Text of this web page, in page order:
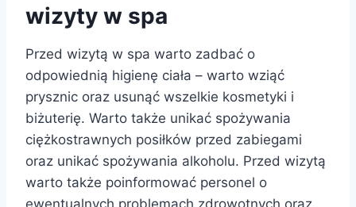
wizyty w spa
Przed wizytą w spa warto zadbać o
odpowiednią higienę ciała – warto wziąć
prysznic oraz usunąć wszelkie kosmetyki i
biżuterię. Warto także unikać spożywania
ciężkostrawnych posiłków przed zabiegami
oraz unikać spożywania alkoholu. Przed wizytą
warto także poinformować personel o
ewentualnych problemach zdrowotnych oraz